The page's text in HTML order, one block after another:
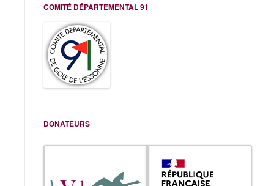
COMITÉ DÉPARTEMENTAL 91
DONATEURS